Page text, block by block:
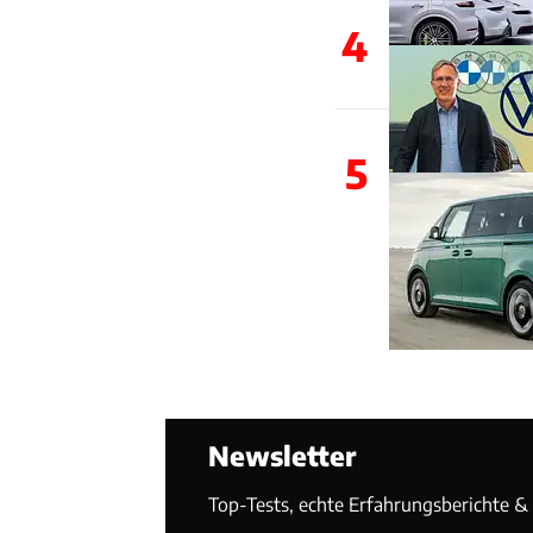
4
5
Newsletter
Top-Tests, echte Erfahrungsberichte